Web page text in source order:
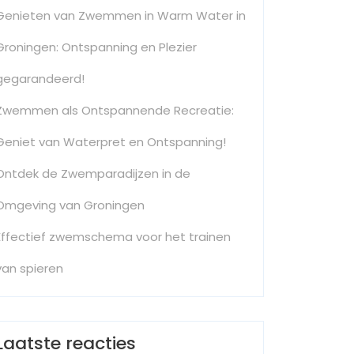
van Zwemmen in Warm Water in
Ontspanning en Plezier
als Ontspannende Recreatie:
van Waterpret en Ontspanning!
de Zwemparadijzen in de
van Groningen
zwemschema voor het trainen
spieren
reacties